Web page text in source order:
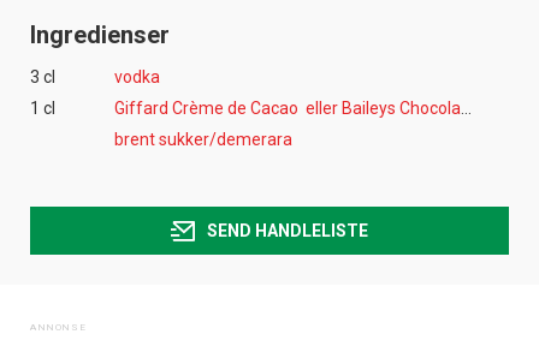
Ingredienser
3 cl
vodka
1 cl
brent sukker/demerara
SEND HANDLELISTE